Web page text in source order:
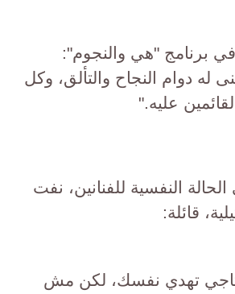
برنامج "هي والنجوم":
دوام النجاح والتألق، وكل
عليه."
النفسية للفنانين، نفت
قائلة:
تهدي نفسك، لكن مش